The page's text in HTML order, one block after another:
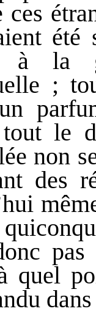
ces
été
à la
;
tout le
non
des
quel